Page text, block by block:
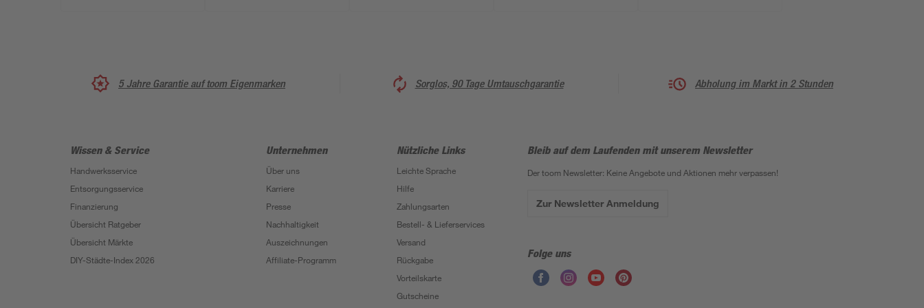
5 Jahre Garantie auf toom Eigenmarken Sorglos, 90 Tage Umtauschgarantie Abholung im Markt in 2 Stunden
Wissen & Service
Handwerksservice
Entsorgungsservice
Finanzierung
Übersicht Ratgeber
Übersicht Märkte
DIY-Städte-Index 2026
Unternehmen
Über uns
Karriere
Presse
Nachhaltigkeit
Auszeichnungen
Affiliate-Programm
Nützliche Links
Leichte Sprache
Hilfe
Zahlungsarten
Bestell- & Lieferservices
Versand
Rückgabe
Vorteilskarte
Gutscheine
Bleib auf dem Laufenden mit unserem Newsletter
Der toom Newsletter: Keine Angebote und Aktionen mehr verpassen!
Zur Newsletter Anmeldung
Folge uns